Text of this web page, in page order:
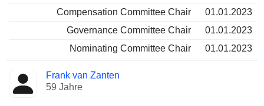
Compensation Committee Chair
01.01.2023
Governance Committee Chair
01.01.2023
Nominating Committee Chair
01.01.2023
Frank van Zanten
59 Jahre